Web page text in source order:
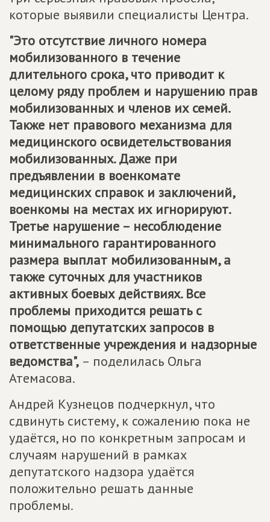
которые выявили специалисты Центра.
"Это отсутствие личного номера
мобилизованного в течение
длительного срока, что приводит к
целому ряду проблем и нарушению прав
мобилизованных и членов их семей.
Также нет правового механизма для
медицинского освидетельствования
мобилизованных. Даже при
предъявлении в военкомате
медицинских справок и заключений,
военкомы на местах их игнорируют.
Третье нарушение – несоблюдение
минимального гарантированного
размера выплат мобилизованным, а
также суточных для участников
активных боевых действиях. Все
проблемы приходится решать с
помощью депутатских запросов в
ответственные учреждения и надзорные
ведомства", – поделилась Ольга
Атемасова.
Андрей Кузнецов подчеркнул, что
сдвинуть систему, к сожалению пока не
удаётся, но по конкретным запросам и
случаям нарушений в рамках
депутатского надзора удаётся
положительно решать данные
проблемы.